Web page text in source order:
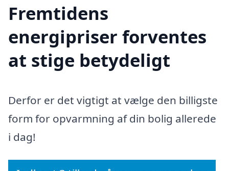
Fremtidens
energipriser forventes
at stige betydeligt
Derfor er det vigtigt at vælge den billigste
form for opvarmning af din bolig allerede
i dag!